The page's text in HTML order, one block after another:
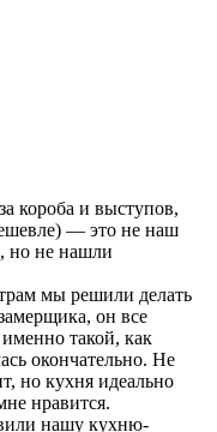
короба и выступов,
— это не наш
но не нашли
мы решили делать
он все
такой, как
окончательно. Не
но кухня идеально
нравится.
нашу кухню-